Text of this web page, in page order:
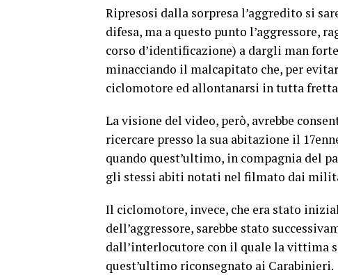
Ripresosi dalla sorpresa l’aggredito si
difesa, ma a questo punto l’aggressore,
corso d’identificazione) a dargli man
minacciando il malcapitato che, per
ciclomotore ed allontanarsi in tutta
La visione del video, però, avrebbe
ricercare presso la sua abitazione il
quando quest’ultimo, in compagnia del
gli stessi abiti notati nel filmato dai
Il ciclomotore, invece, che era stato
dell’aggressore, sarebbe stato
dall’interlocutore con il quale la vittima
quest’ultimo riconsegnato ai Carabinieri.